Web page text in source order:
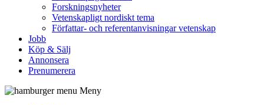
Forskningsnyheter
Vetenskapligt nordiskt tema
Författar- och referentanvisningar vetenskap
Jobb
Köp & Sälj
Annonsera
Prenumerera
Meny